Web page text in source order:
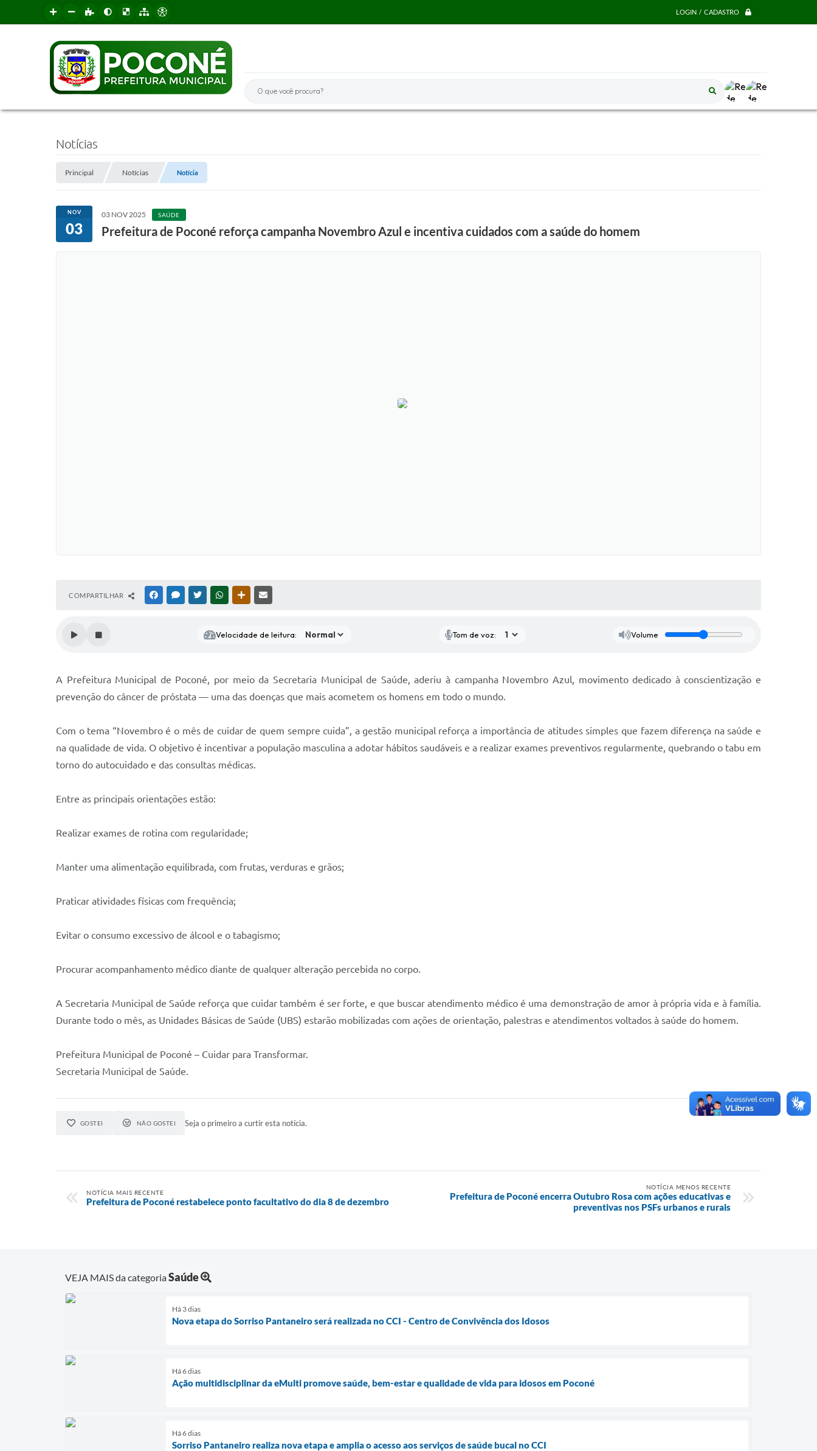
LOGIN / CADASTRO
O que você procura?
Notícias
Principal Notícias Notícia
NOV
03
03 NOV 2025 SAÚDE
Prefeitura de Poconé reforça campanha Novembro Azul e incentiva cuidados com a saúde do homem
COMPARTILHAR FACEBOOKMESSENGER
TWITTERWHATSAPPOUTRAS MÍDIAS
Velocidade de leitura: Tom de voz: Volume
A Prefeitura Municipal de Poconé, por meio da Secretaria Municipal de Saúde, aderiu à campanha Novembro Azul, movimento dedicado à conscientização e
prevenção do câncer de próstata — uma das doenças que mais acometem os homens em todo o mundo.
Com o tema “Novembro é o mês de cuidar de quem sempre cuida”, a gestão municipal reforça a importância de atitudes simples que fazem diferença na saúde e
na qualidade de vida. O objetivo é incentivar a população masculina a adotar hábitos saudáveis e a realizar exames preventivos regularmente, quebrando o tabu em
torno do autocuidado e das consultas médicas.
Entre as principais orientações estão:
Realizar exames de rotina com regularidade;
Manter uma alimentação equilibrada, com frutas, verduras e grãos;
Praticar atividades físicas com frequência;
Evitar o consumo excessivo de álcool e o tabagismo;
Procurar acompanhamento médico diante de qualquer alteração percebida no corpo.
A Secretaria Municipal de Saúde reforça que cuidar também é ser forte, e que buscar atendimento médico é uma demonstração de amor à própria vida e à família.
Durante todo o mês, as Unidades Básicas de Saúde (UBS) estarão mobilizadas com ações de orientação, palestras e atendimentos voltados à saúde do homem.
Prefeitura Municipal de Poconé – Cuidar para Transformar.
Secretaria Municipal de Saúde.
GOSTEI NÃO GOSTEI Seja o primeiro a curtir esta notícia.
NOTÍCIA MAIS RECENTE
Prefeitura de Poconé restabelece ponto facultativo do dia 8 de dezembro
NOTÍCIA MENOS RECENTE
Prefeitura de Poconé encerra Outubro Rosa com ações educativas e
preventivas nos PSFs urbanos e rurais
VEJA MAIS da categoriaSaúde
Há 3 dias
Nova etapa do Sorriso Pantaneiro será realizada no CCI - Centro de Convivência dos Idosos
Há 6 dias
Ação multidisciplinar da eMulti promove saúde, bem-estar e qualidade de vida para idosos em Poconé
Há 6 dias
Sorriso Pantaneiro realiza nova etapa e amplia o acesso aos serviços de saúde bucal no CCI